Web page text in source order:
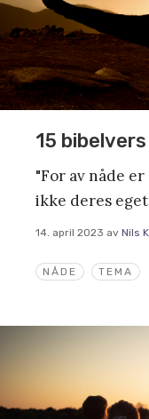
NÅDE TEMA
15
"For av nåde
ikke deres eget
14. april 2023 av Nils